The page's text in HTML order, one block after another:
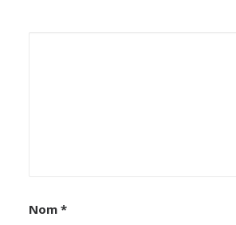
Nom *